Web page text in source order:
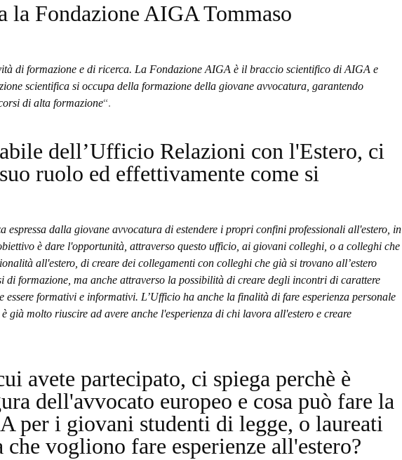
la Fondazione AIGA Tommaso
di formazione e di ricerca. La Fondazione AIGA è il braccio scientifico di AIGA e
scientifica si occupa della formazione della giovane avvocatura, garantendo
di alta formazione“.
dell’Ufficio Relazioni con l'Estero, ci
ruolo ed effettivamente come si
espressa dalla giovane avvocatura di estendere i propri confini professionali all'estero, in
è dare l'opportunità, attraverso questo ufficio, ai giovani colleghi, o a colleghi che
all'estero, di creare dei collegamenti con colleghi che già si trovano all’estero
di formazione, ma anche attraverso la possibilità di creare degli incontri di carattere
essere formativi e informativi. L’Ufficio ha anche la finalità di fare esperienza personale
già molto riuscire ad avere anche l'esperienza di chi lavora all'estero e creare
avete partecipato, ci spiega perchè è
dell'avvocato europeo e cosa può fare la
per i giovani studenti di legge, o laureati
vogliono fare esperienze all'estero?